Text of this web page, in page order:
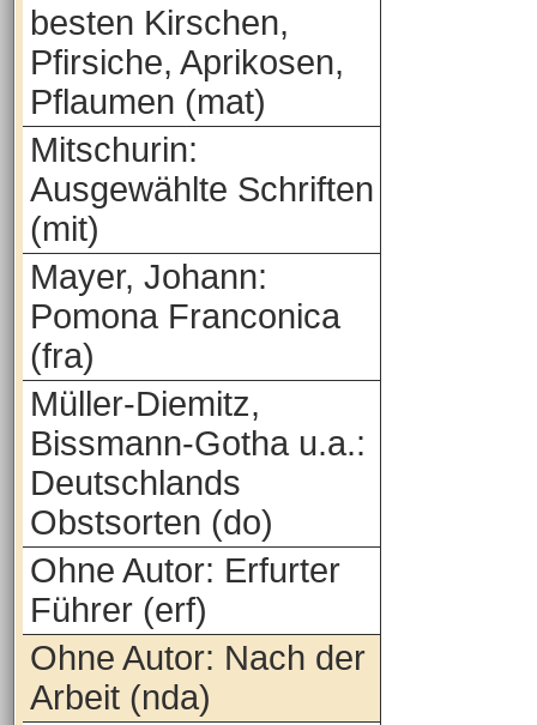
besten Kirschen,
Pfirsiche, Aprikosen,
Pflaumen (mat)
Mitschurin:
Ausgewählte Schriften
(mit)
Mayer, Johann:
Pomona Franconica
(fra)
Müller-Diemitz,
Bissmann-Gotha u.a.:
Deutschlands
Obstsorten (do)
Ohne Autor: Erfurter
Führer (erf)
Ohne Autor: Nach der
Arbeit (nda)